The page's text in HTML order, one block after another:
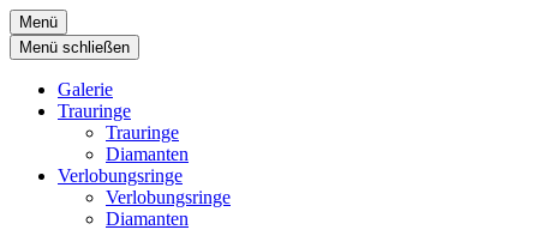
Menü
Menü schließen
Galerie
Trauringe
Trauringe
Diamanten
Verlobungsringe
Verlobungsringe
Diamanten